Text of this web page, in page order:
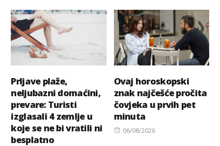
Prljave plaže,
neljubazni domaćini,
prevare: Turisti
izglasali 4 zemlje u
koje se ne bi vratili ni
besplatno
Ovaj horoskopski
znak najčešće pročita
čovjeka u prvih pet
minuta
Posted
06/08/2026